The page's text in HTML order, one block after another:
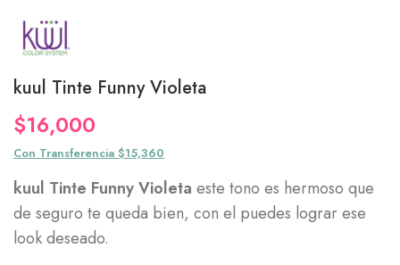
kuul Tinte Funny Violeta
$16,000
Con Transferencia $15,360
kuul Tinte Funny Violeta este tono es hermoso que
de seguro te queda bien, con el puedes lograr ese
look deseado.